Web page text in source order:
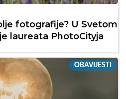
fotografije? U Svetom
laureata PhotoCityja
OBAVIJESTI